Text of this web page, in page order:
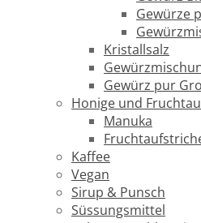
Gewürze
Kristallsalz
Gewürz pur
Honige und
Manuka
Kaffee
Vegan
Sirup & Punsch
Süssungsmittel